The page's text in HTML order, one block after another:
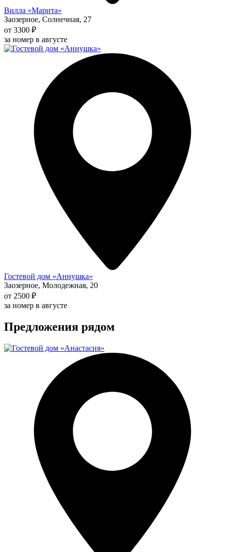
Вилла «Марита»
Заозерное, Солнечная, 27
от 3300 ₽
за номер в августе
Гостевой дом «Аннушка»
Заозерное, Молодежная, 20
от 2500 ₽
за номер в августе
Предложения рядом